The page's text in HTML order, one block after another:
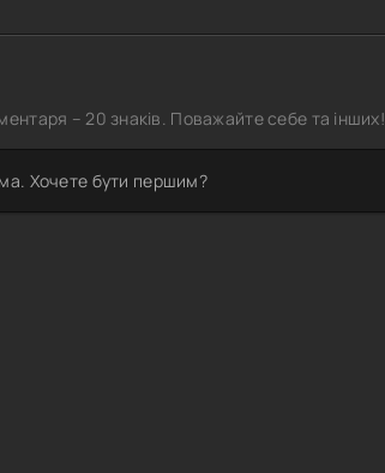
– 20 знаків. Поважайте себе та інших!
Хочете бути першим?